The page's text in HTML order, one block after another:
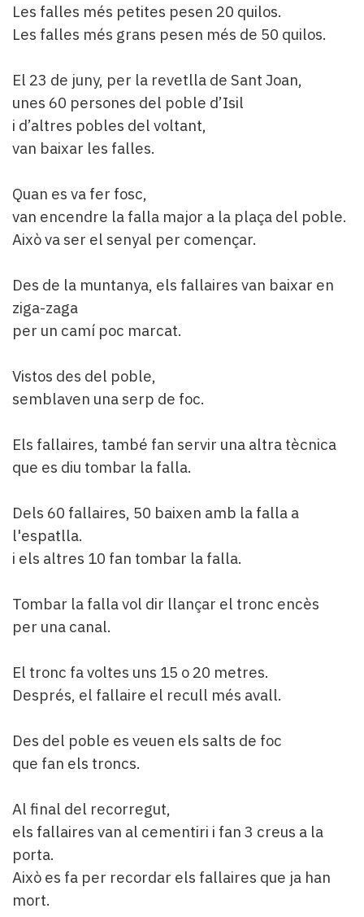
Les falles més petites pesen 20 quilos.
Les falles més grans pesen més de 50 quilos.
El 23 de juny, per la revetlla de Sant Joan,
unes 60 persones del poble d’Isil
i d’altres pobles del voltant,
van baixar les falles.
Quan es va fer fosc,
van encendre la falla major a la plaça del poble.
Això va ser el senyal per començar.
Des de la muntanya, els fallaires van baixar en
ziga-zaga
per un camí poc marcat.
Vistos des del poble,
semblaven una serp de foc.
Els fallaires, també fan servir una altra tècnica
que es diu tombar la falla.
Dels 60 fallaires, 50 baixen amb la falla a
l'espatlla.
i els altres 10 fan tombar la falla.
Tombar la falla vol dir llançar el tronc encès
per una canal.
El tronc fa voltes uns 15 o 20 metres.
Després, el fallaire el recull més avall.
Des del poble es veuen els salts de foc
que fan els troncs.
Al final del recorregut,
els fallaires van al cementiri i fan 3 creus a la
porta.
Això es fa per recordar els fallaires que ja han
mort.